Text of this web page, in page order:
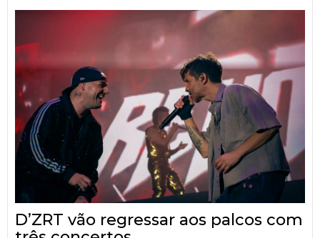
D’ZRT vão regressar aos palcos com